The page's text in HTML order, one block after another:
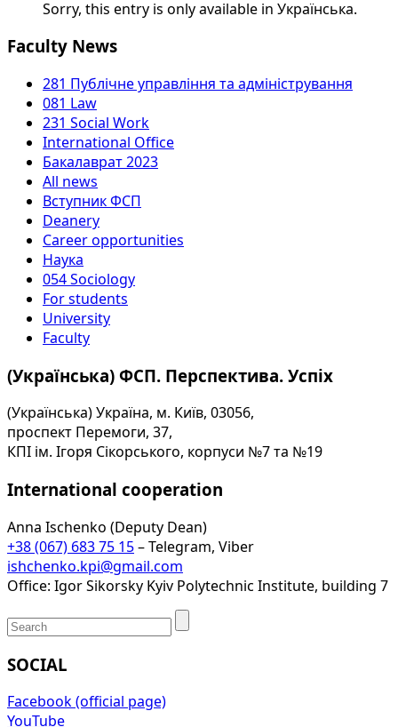
Sorry, this entry is only available in Українська.
Faculty News
281 Публічне управління та адміністрування
081 Law
231 Social Work
International Office
Бакалаврат 2023
All news
Вступник ФСП
Deanery
Career opportunities
Наука
054 Sociology
For students
University
Faculty
(Українська) ФСП. Перспектива. Успіх
(Українська) Україна, м. Київ, 03056,
проспект Перемоги, 37,
КПІ ім. Ігоря Сікорського, корпуси №7 та №19
International cooperation
Anna Ischenko (Deputy Dean)
+38 (067) 683 75 15– Telegram, Viber
ishchenko.kpi@gmail.com
Office: Igor Sikorsky Kyiv Polytechnic Institute, building 7
SOCIAL
Facebook (official page)
YouTube